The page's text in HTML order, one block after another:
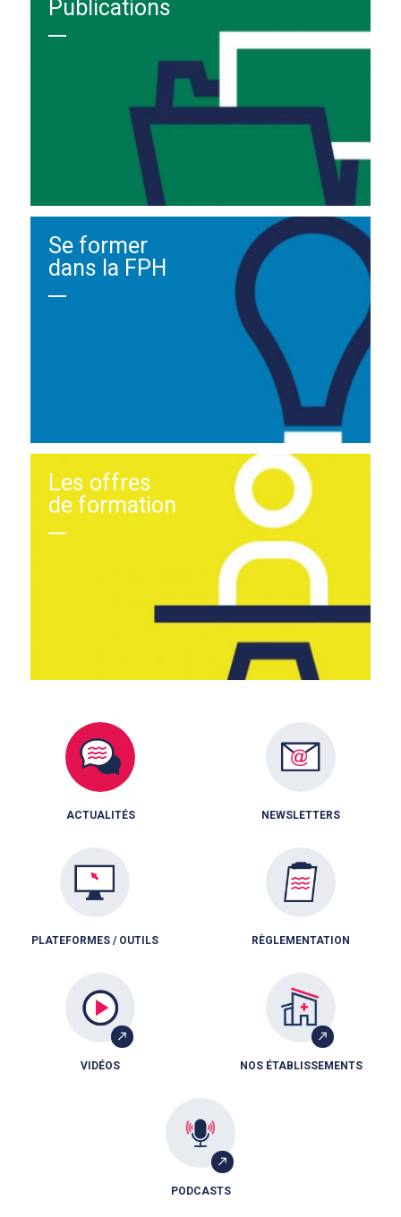
Publications
Se former
dans la FPH
Les offres
de formation
ACTUALITÉS NEWSLETTERS
PLATEFORMES / OUTILS RÈGLEMENTATION
VIDÉOS NOS ÉTABLISSEMENTS
PODCASTS